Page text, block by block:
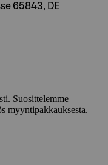
65843, DE
Suosittelemme
myyntipakkauksesta.